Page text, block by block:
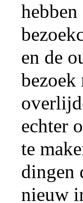
hebben
en de
bezoek
echter
te
dingen
nieuw